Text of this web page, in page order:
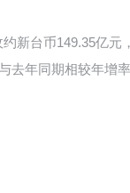
新台币149.35亿
去年同期相较年增率